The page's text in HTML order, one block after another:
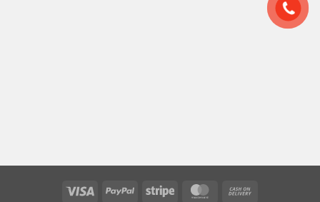
Visa PayPal Stripe MasterCard